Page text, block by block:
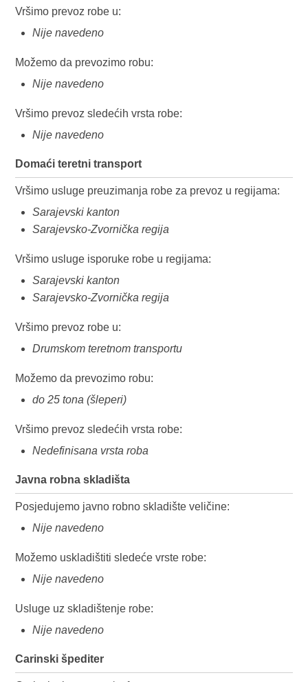
Vršimo prevoz robe u:
Nije navedeno
Možemo da prevozimo robu:
Nije navedeno
Vršimo prevoz sledećih vrsta robe:
Nije navedeno
Domaći teretni transport
Vršimo usluge preuzimanja robe za prevoz u regijama:
Sarajevski kanton
Sarajevsko-Zvornička regija
Vršimo usluge isporuke robe u regijama:
Sarajevski kanton
Sarajevsko-Zvornička regija
Vršimo prevoz robe u:
Drumskom teretnom transportu
Možemo da prevozimo robu:
do 25 tona (šleperi)
Vršimo prevoz sledećih vrsta robe:
Nedefinisana vrsta roba
Javna robna skladišta
Posjedujemo javno robno skladište veličine:
Nije navedeno
Možemo uskladištiti sledeće vrste robe:
Nije navedeno
Usluge uz skladištenje robe:
Nije navedeno
Carinski špediter